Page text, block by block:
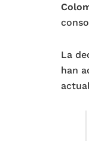
La
han